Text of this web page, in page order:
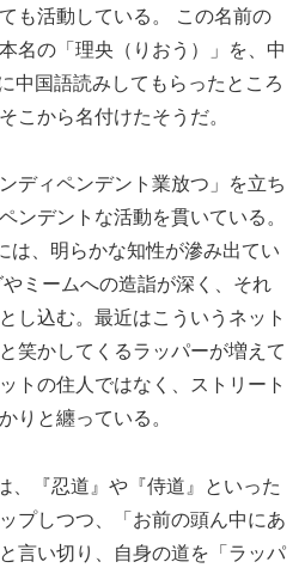
も活動している。 この名前の
名の「理央（りおう）」を、中
中国語読みしてもらったところ
こから名付けたそうだ。
ディペンデント業放つ」を立ち
ンデントな活動を貫いている。
は、明らかな知性が滲み出てい
ミームへの造詣が深く、それ
し込む。最近はこういうネット
笑かしてくるラッパーが増えて
トの住人ではなく、ストリート
りと纏っている。
、『忍道』や『侍道』といった
プしつつ、「お前の頭ん中にあ
言い切り、自身の道を「ラッパ